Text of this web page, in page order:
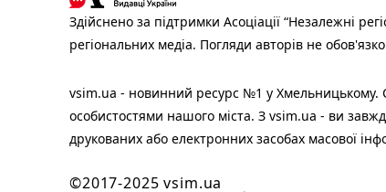
Здійснено за підтримки Асоціації “Незалежні
регіональних медіа. Погляди авторів не
vsim.ua - новинний ресурс №1 у Хмельницькому.
особистостями нашого міста. З vsim.ua - ви
друкованих або електронних засобах масової
©2017-2025 vsim.ua